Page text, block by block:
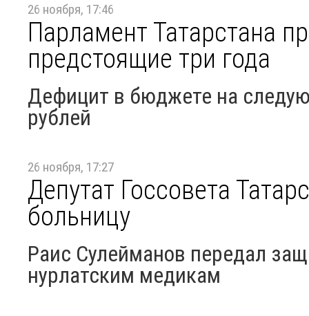
26 ноября, 17:46
Парламент Татарстана
предстоящие три года
Дефицит в бюджете на
рублей
26 ноября, 17:27
Депутат Госсовета
больницу
Раис Сулейманов передал
нурлатским медикам